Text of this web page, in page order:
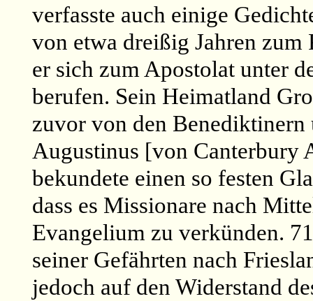
verfasste auch einige
von etwa dreißig Jahren
er sich zum Apostolat unter
berufen. Sein Heimatland
zuvor von den
Augustinus [von Canterbury
bekundete einen so festen
dass es Missionare nach
Evangelium zu verkünden.
seiner Gefährten nach
jedoch auf den Widerstand